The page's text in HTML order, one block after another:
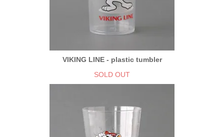
VIKING LINE - plastic tumbler
SOLD OUT